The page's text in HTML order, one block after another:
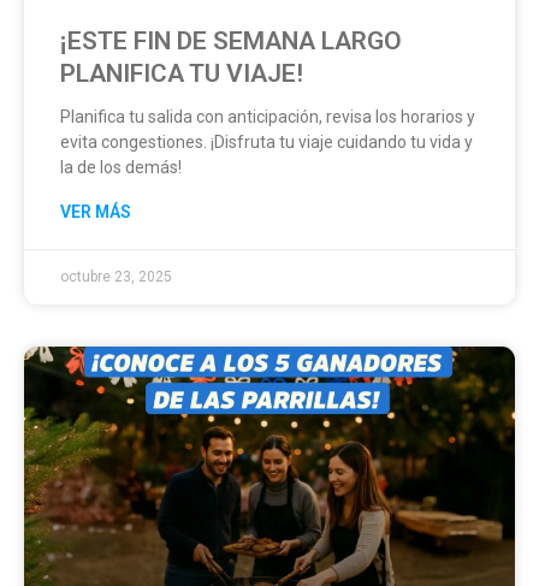
¡ESTE FIN DE SEMANA LARGO
PLANIFICA TU VIAJE!
Planifica tu salida con anticipación, revisa los horarios y
evita congestiones. ¡Disfruta tu viaje cuidando tu vida y
la de los demás!
VER MÁS
octubre 23, 2025